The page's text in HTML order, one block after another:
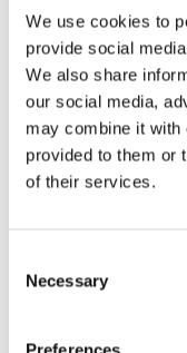
We use cookies to
provide social
We also share
our social media,
may combine it with
provided to them or
of their services.
Selection
Necessary
regresso
La sentenza n.
Corte di
su un tema di
nell'ambito delle
rapporto tra